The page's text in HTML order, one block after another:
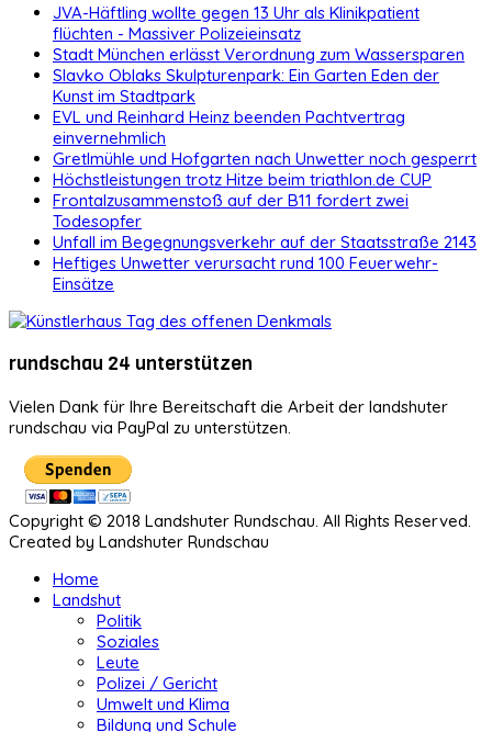
JVA-Häftling wollte gegen 13 Uhr als Klinikpatient
flüchten - Massiver Polizeieinsatz
Stadt München erlässt Verordnung zum Wassersparen
Slavko Oblaks Skulpturenpark: Ein Garten Eden der
Kunst im Stadtpark
EVL und Reinhard Heinz beenden Pachtvertrag
einvernehmlich
Gretlmühle und Hofgarten nach Unwetter noch gesperrt
Höchstleistungen trotz Hitze beim triathlon.de CUP
Frontalzusammenstoß auf der B11 fordert zwei
Todesopfer
Unfall im Begegnungsverkehr auf der Staatsstraße 2143
Heftiges Unwetter verursacht rund 100 Feuerwehr-
Einsätze
rundschau 24 unterstützen
Vielen Dank für Ihre Bereitschaft die Arbeit der landshuter
rundschau via PayPal zu unterstützen.
Copyright © 2018 Landshuter Rundschau. All Rights Reserved.
Created by Landshuter Rundschau
Home
Landshut
Politik
Soziales
Leute
Polizei / Gericht
Umwelt und Klima
Bildung und Schule